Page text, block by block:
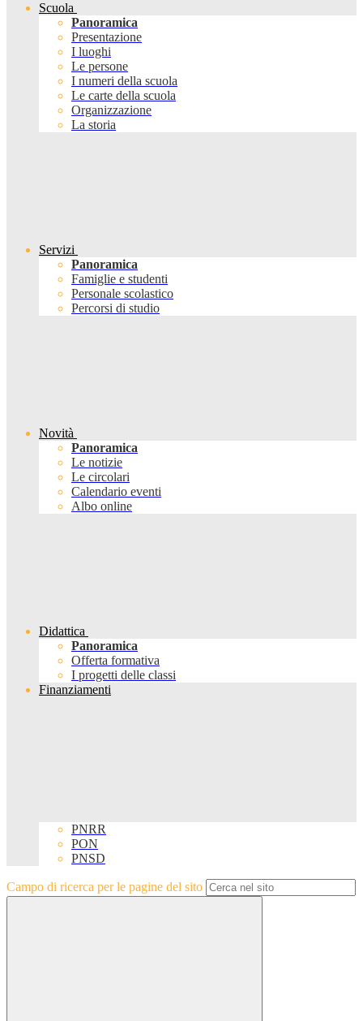
Scuola
Panoramica
Presentazione
I luoghi
Le persone
I numeri della scuola
Le carte della scuola
Organizzazione
La storia
Servizi
Panoramica
Famiglie e studenti
Personale scolastico
Percorsi di studio
Novità
Panoramica
Le notizie
Le circolari
Calendario eventi
Albo online
Didattica
Panoramica
Offerta formativa
I progetti delle classi
Finanziamenti
PNRR
PON
PNSD
Campo di ricerca per le pagine del sito